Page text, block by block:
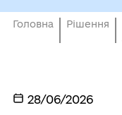
Головна Рішення
28/06/2026